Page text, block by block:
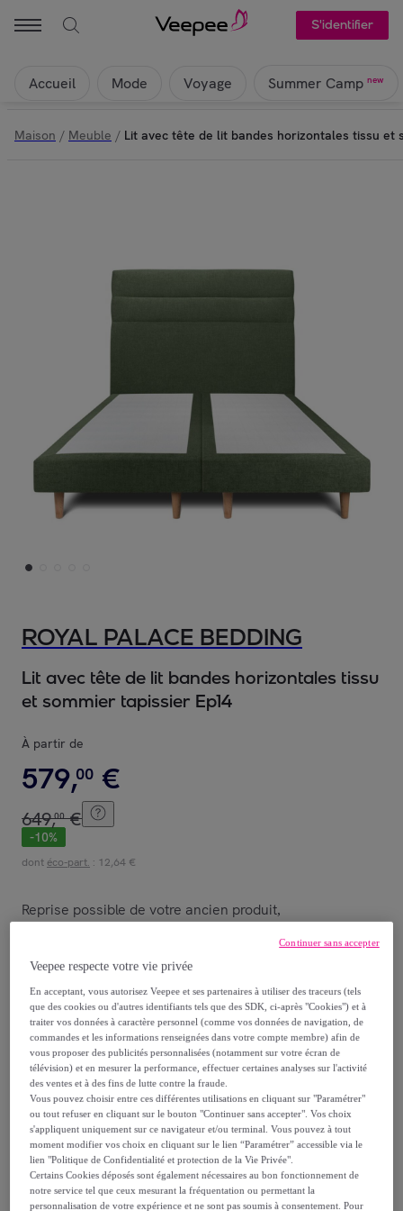
S'identifier
Accueil Mode Voyage Summer Camp new
Maison / Meuble / Lit avec tête de lit bandes horizontales tissu et
ROYAL PALACE BEDDING
Lit avec tête de lit bandes horizontales tissu
et sommier tapissier Ep14
À partir de
579,00 €
649,00 €
-10%
dont éco-part. : 12,64 €
Reprise possible de votre ancien produit,
voir les conditions.
Vendu parROYAL PALACE BEDDING
Livraison
Livraison offerte par la marque
Livraison estimée: entre le02/09et le05/09
Veepee respecte votre vie privée
En acceptant, vous autorisez Veepee et ses partenaires à utiliser des traceurs (tels
que des cookies ou d'autres identifiants tels que des SDK, ci-après "Cookies") et à
traiter vos données à caractère personnel (comme vos données de navigation, de
commandes et les informations renseignées dans votre compte membre) afin de
vous proposer des publicités personnalisées (notamment sur votre écran de
télévision) et en mesurer la performance, effectuer certaines analyses sur l'activité
des ventes et à des fins de lutte contre la fraude.
Vous pouvez choisir entre ces différentes utilisations en cliquant sur "Paramétrer"
ou tout refuser en cliquant sur le bouton "Continuer sans accepter". Vos choix
s'appliquent uniquement sur ce navigateur et/ou terminal. Vous pouvez à tout
moment modifier vos choix en cliquant sur le lien “Paramétrer” accessible via le
lien "Politique de Confidentialité et protection de la Vie Privée".
Certains Cookies déposés sont également nécessaires au bon fonctionnement de
notre service tel que ceux mesurant la fréquentation ou permettant la
personnalisation de votre expérience et ne sont pas soumis à consentement. Pour
Continuer sans accepter